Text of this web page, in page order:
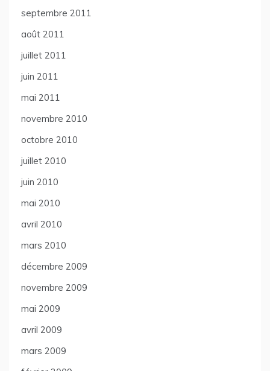
septembre 2011
août 2011
juillet 2011
juin 2011
mai 2011
novembre 2010
octobre 2010
juillet 2010
juin 2010
mai 2010
avril 2010
mars 2010
décembre 2009
novembre 2009
mai 2009
avril 2009
mars 2009